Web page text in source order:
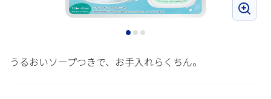
うるおいソープつきで、お手入れらくちん。